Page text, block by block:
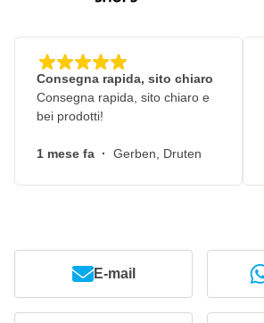
Consegna rapida, sito chiaro
Consegna rapida, sito chiaro e
bei prodotti!
1 mese fa · Gerben, Druten
E-mail